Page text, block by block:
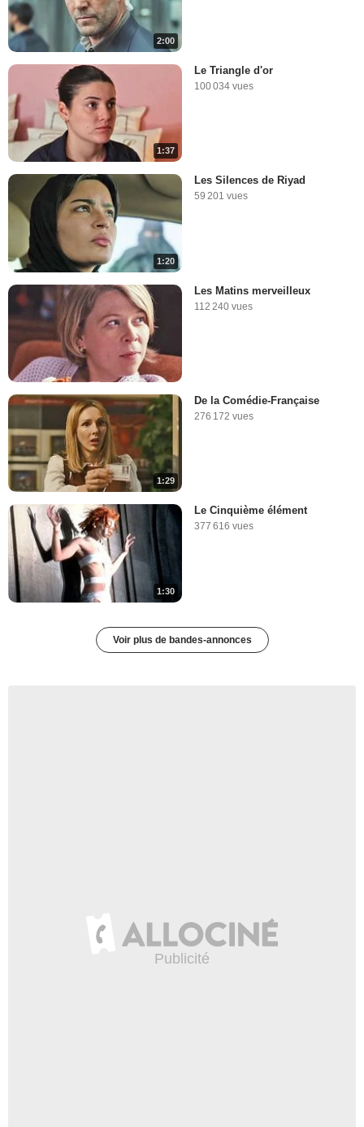
2:00
1:37
Le Triangle d'or
100 034 vues
1:20
Les Silences de Riyad
59 201 vues
Les Matins merveilleux
112 240 vues
1:29
De la Comédie-Française
276 172 vues
1:30
Le Cinquième élément
377 616 vues
Voir plus de bandes-annonces